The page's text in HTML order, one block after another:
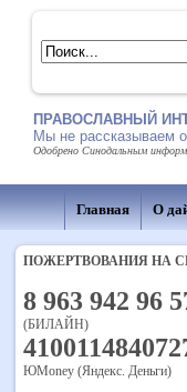
ПРАВОСЛАВНЫЙ
Мы не рассказываем
Одобрено Синодальным
Главная О
ПОЖЕРТВОВАНИЯ НА
8 963 942 96
(БИЛАЙН)
ЮMoney (Яндекс. Деньги)